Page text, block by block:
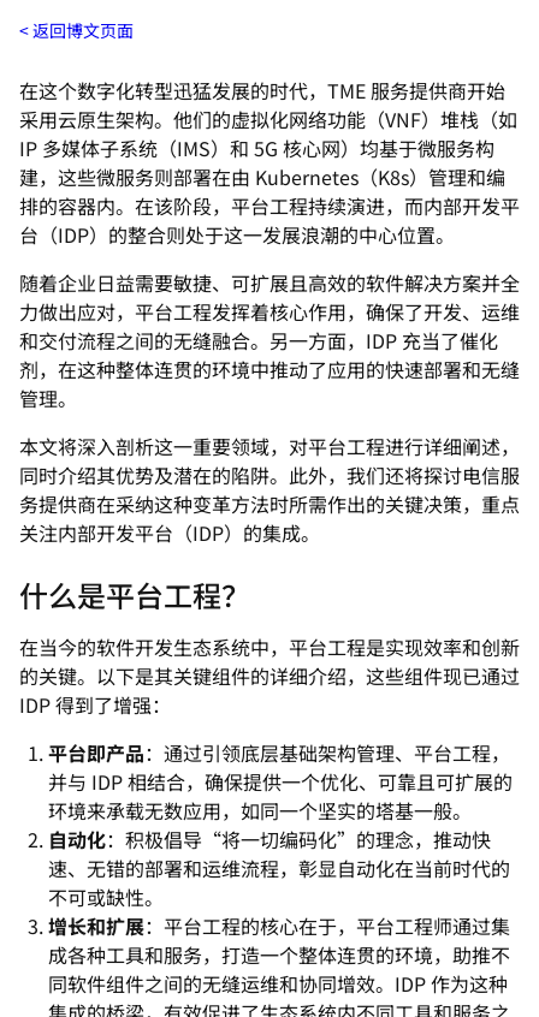
返回博文页面
在这个数字化转型迅猛发展的时代，TME 服务提供商开始
采用云原生架构。他们的虚拟化网络功能（VNF）堆栈（如
IP 多媒体子系统（IMS）和 5G 核心网）均基于微服务构
建，这些微服务则部署在由 Kubernetes（K8s）管理和编
排的容器内。在该阶段，平台工程持续演进，而内部开发平
台（IDP）的整合则处于这一发展浪潮的中心位置。
随着企业日益需要敏捷、可扩展且高效的软件解决方案并全
力做出应对，平台工程发挥着核心作用，确保了开发、运维
和交付流程之间的无缝融合。另一方面，IDP 充当了催化
剂，在这种整体连贯的环境中推动了应用的快速部署和无缝
管理。
本文将深入剖析这一重要领域，对平台工程进行详细阐述，
同时介绍其优势及潜在的陷阱。此外，我们还将探讨电信服
务提供商在采纳这种变革方法时所需作出的关键决策，重点
关注内部开发平台（IDP）的集成。
什么是平台工程？
在当今的软件开发生态系统中，平台工程是实现效率和创新
的关键。以下是其关键组件的详细介绍，这些组件现已通过
IDP 得到了增强：
平台即产品：通过引领底层基础架构管理、平台工程，
并与 IDP 相结合，确保提供一个优化、可靠且可扩展的
环境来承载无数应用，如同一个坚实的塔基一般。
自动化：积极倡导“将一切编码化”的理念，推动快
速、无错的部署和运维流程，彰显自动化在当前时代的
不可或缺性。
增长和扩展：平台工程的核心在于，平台工程师通过集
成各种工具和服务，打造一个整体连贯的环境，助推不
同软件组件之间的无缝运维和协同增效。IDP 作为这种